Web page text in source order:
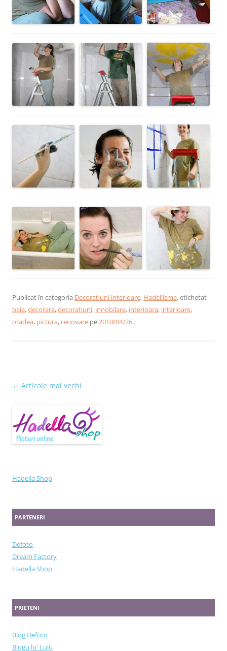
Publicat în categoria Decoratiuni interioare, Hadellisme, etichetat
baie,decorare,decoratiuni, innobilare, interioara, interioare,
oradea, pictura, renovare pe2010/04/26 .
Navigare
articole
← Articole mai vechi
Hadella Shop
PARTENERI
Defoto
Dream Factory
Hadella Shop
PRIETENI
Blog Defoto
Blogu lu' Lulu